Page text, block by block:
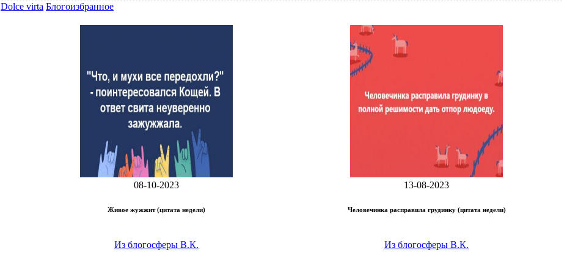
Dolce virta Блогоизбранное
08-10-2023
Живое жужжит (цитата недели)
Из блогосферы В.К.
13-08-2023
Человечинка расправила грудинку (цитата недели)
Из блогосферы В.К.